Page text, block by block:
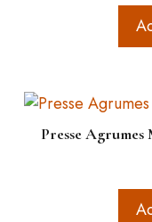
Presse